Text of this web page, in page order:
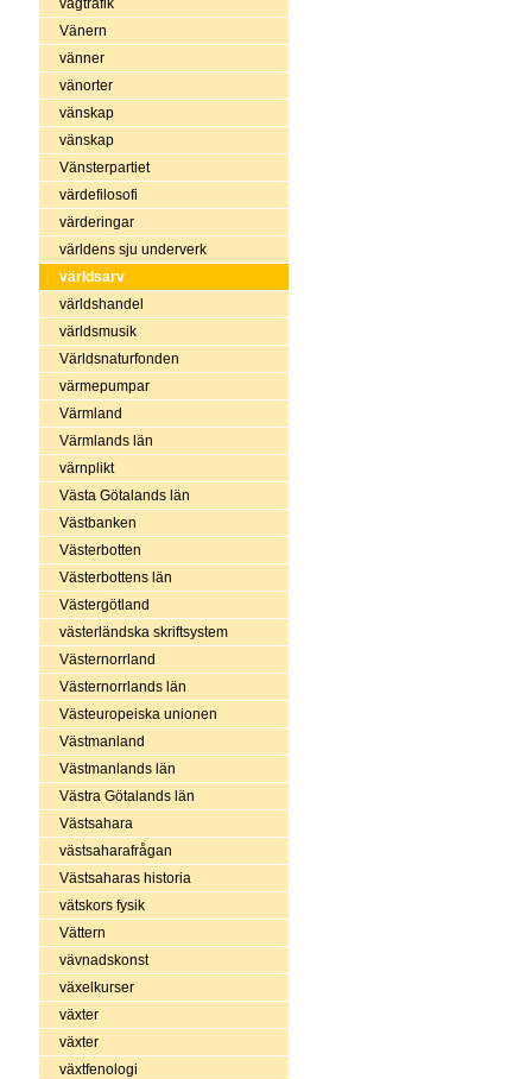
vägtrafik
Vänern
vänner
vänorter
vänskap
vänskap
Vänsterpartiet
värdefilosofi
värderingar
världens sju underverk
världsarv
världshandel
världsmusik
Världsnaturfonden
värmepumpar
Värmland
Värmlands län
värnplikt
Västa Götalands län
Västbanken
Västerbotten
Västerbottens län
Västergötland
västerländska skriftsystem
Västernorrland
Västernorrlands län
Västeuropeiska unionen
Västmanland
Västmanlands län
Västra Götalands län
Västsahara
västsaharafrågan
Västsaharas historia
vätskors fysik
Vättern
vävnadskonst
växelkurser
växter
växter
växtfenologi